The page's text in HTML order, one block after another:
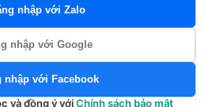
nhập với Zalo
nhập với Google
nhập với Facebook
và đồng ý vớiChính sách bảo mật